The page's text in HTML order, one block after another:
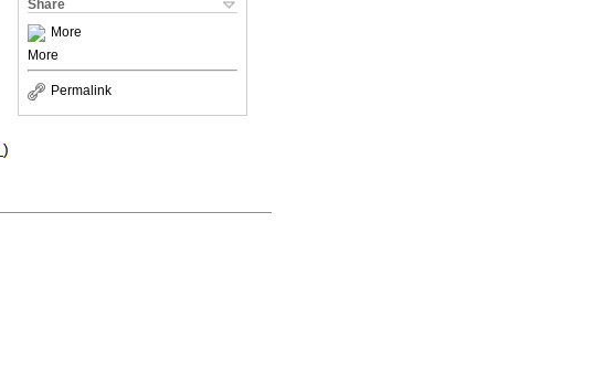
Share
More
More
Permalink
)